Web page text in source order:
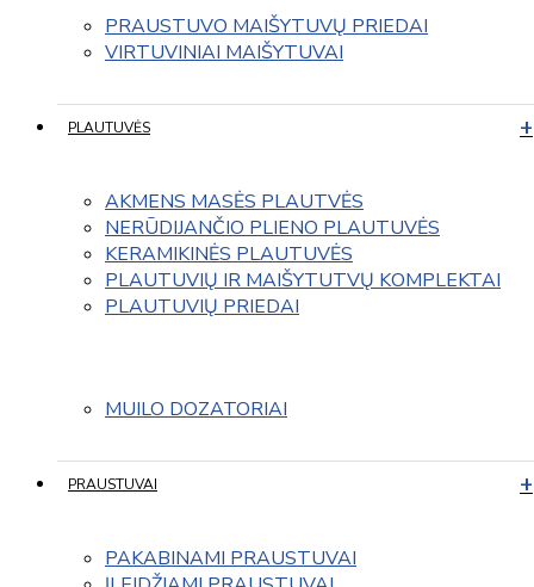
PRAUSTUVO MAIŠYTUVŲ PRIEDAI
VIRTUVINIAI MAIŠYTUVAI
PLAUTUVĖS
AKMENS MASĖS PLAUTVĖS
NERŪDIJANČIO PLIENO PLAUTUVĖS
KERAMIKINĖS PLAUTUVĖS
PLAUTUVIŲ IR MAIŠYTUTVŲ KOMPLEKTAI
PLAUTUVIŲ PRIEDAI
MUILO DOZATORIAI
PRAUSTUVAI
PAKABINAMI PRAUSTUVAI